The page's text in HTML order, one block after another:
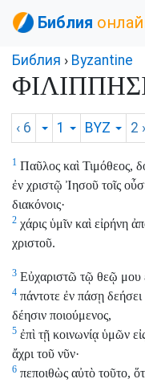
Библия
Библия › Byzantine
‹ 6 1 BYZ 2 ›
1 Παῦλος καὶ Τιμόθεος,
ἐν χριστῷ Ἰησοῦ τοῖς
διακόνοις·
2 χάρις ὑμῖν καὶ εἰρήνη
χριστοῦ.
3 Εὐχαριστῶ τῷ θεῷ μου
4 πάντοτε ἐν πάσῃ
δέησιν ποιούμενος,
5 ἐπὶ τῇ κοινωνίᾳ ὑμῶν
ἄχρι τοῦ νῦν·
6 πεποιθὼς αὐτὸ τοῦτο,